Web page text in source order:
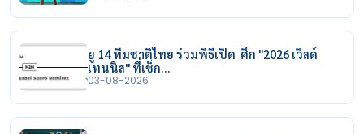
ยู 14 ทีมชาติไทย ร่วมพิธีเปิด ศึก "2026 เวิลด์
เทนนิส" ที่เช็ก…
03-08-2026